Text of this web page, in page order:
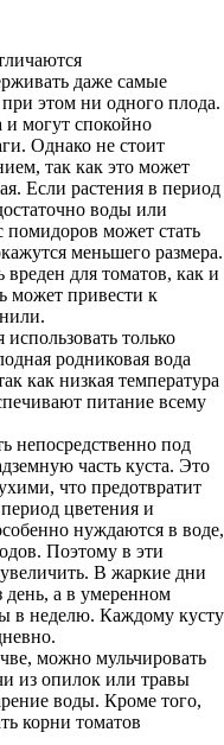
даже самые
этом ни одного плода.
и могут спокойно
Однако не стоит
так как это может
Если растения в период
воды или
помидоров может стать
меньшего размера.
для томатов, как и
может привести к
только
родниковая вода
как низкая температура
питание всему
непосредственно под
часть куста. Это
что предотвратит
цветения и
нуждаются в воде,
Поэтому в эти
В жаркие дни
день, а в умеренном
в неделю. Каждому кусту
можно мульчировать
из опилок или травы
воды. Кроме того,
корни томатов